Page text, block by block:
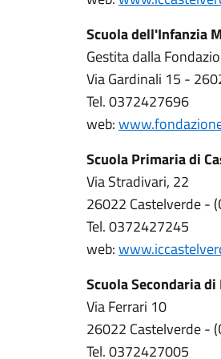
Scuola dell'Infanzia
Gestita dalla
Via Gardinali 15 -
Tel. 0372427696
web:
Scuola Primaria di
Via Stradivari, 22
26022 Castelverde -
Tel. 0372427245
web:
Scuola Secondaria
Via Ferrari 10
26022 Castelverde -
Tel. 0372427005